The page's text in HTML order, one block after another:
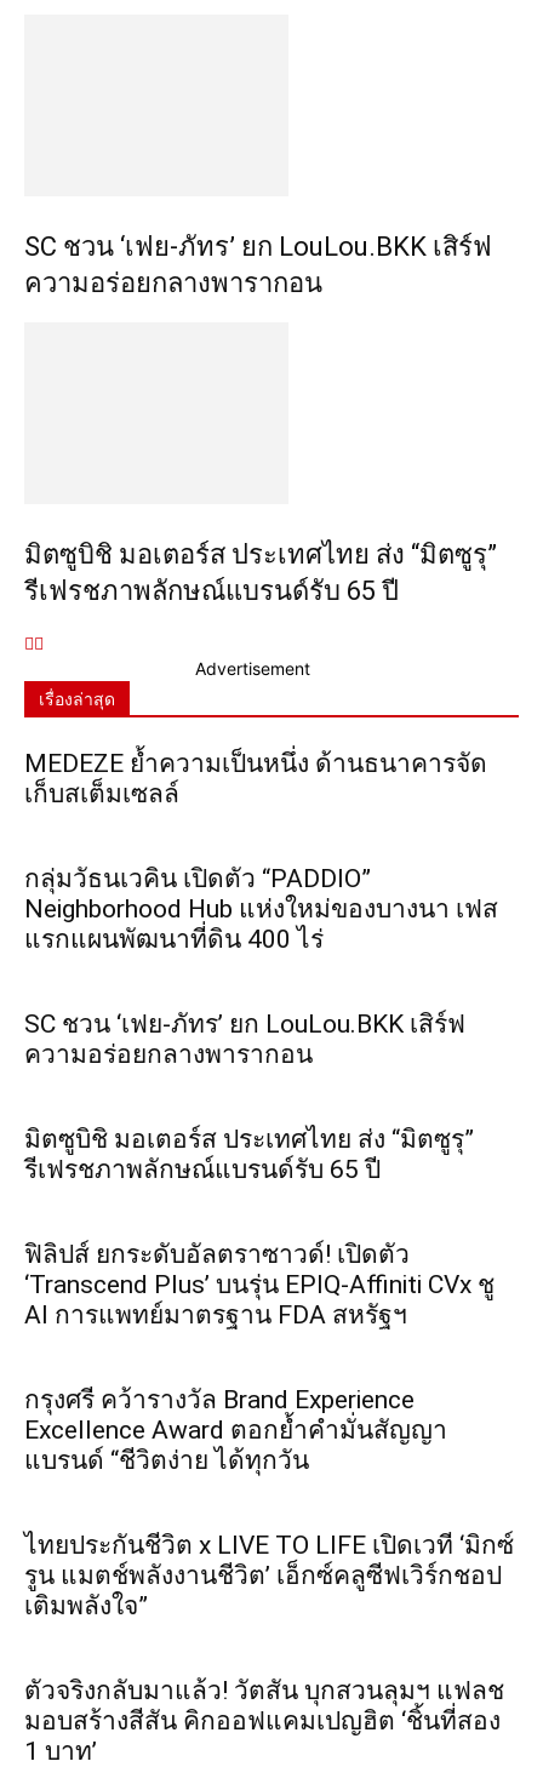
SC ชวน ‘เฟย-ภัทร’ ยก LouLou.BKK เสิร์ฟ
ความอร่อยกลางพารากอน
มิตซูบิชิ มอเตอร์ส ประเทศไทย ส่ง “มิตซูรุ”
รีเฟรชภาพลักษณ์แบรนด์รับ 65 ปี
Advertisement
เรื่องล่าสุด
MEDEZE ย้ำความเป็นหนึ่ง ด้านธนาคารจัด
เก็บสเต็มเซลล์
กลุ่มวัธนเวคิน เปิดตัว “PADDIO”
Neighborhood Hub แห่งใหม่ของบางนา เฟส
แรกแผนพัฒนาที่ดิน 400 ไร่
SC ชวน ‘เฟย-ภัทร’ ยก LouLou.BKK เสิร์ฟ
ความอร่อยกลางพารากอน
มิตซูบิชิ มอเตอร์ส ประเทศไทย ส่ง “มิตซูรุ”
รีเฟรชภาพลักษณ์แบรนด์รับ 65 ปี
ฟิลิปส์ ยกระดับอัลตราซาวด์! เปิดตัว
‘Transcend Plus’ บนรุ่น EPIQ-Affiniti CVx ชู
AI การแพทย์มาตรฐาน FDA สหรัฐฯ
กรุงศรี คว้ารางวัล Brand Experience
Excellence Award ตอกย้ำคำมั่นสัญญา
แบรนด์ “ชีวิตง่าย ได้ทุกวัน
ไทยประกันชีวิต x LIVE TO LIFE เปิดเวที ‘มิกซ์
รูน แมตช์พลังงานชีวิต’ เอ็กซ์คลูซีฟเวิร์กชอป
เติมพลังใจ”
ตัวจริงกลับมาแล้ว! วัตสัน บุกสวนลุมฯ แฟลช
มอบสร้างสีสัน คิกออฟแคมเปญฮิต ‘ชิ้นที่สอง
1 บาท’